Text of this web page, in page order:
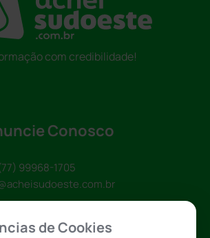
com credibilidade!
Conosco
99968-1705
de Cookies